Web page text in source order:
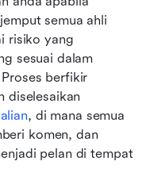
semua ahli
risiko yang
sesuai dalam
berfikir
diselesaikan
, di mana semua
komen, dan
pelan di tempat